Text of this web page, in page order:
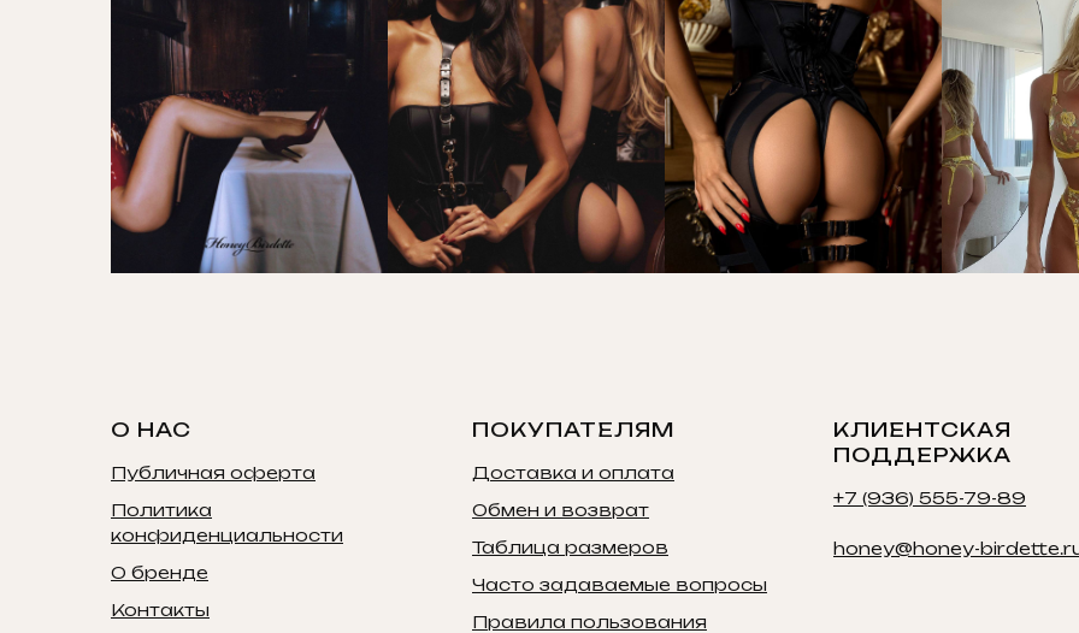
О НАС
Публичная оферта
Политика
конфиденциальности
О бренде
Контакты
ПОКУПАТЕЛЯМ
Доставка и оплата
Обмен и возврат
Таблица размеров
Часто задаваемые вопросы
Правила пользования
КЛИЕНТСКАЯ
ПОДДЕРЖКА
+7 (936) 555-79-89
honey@honey-